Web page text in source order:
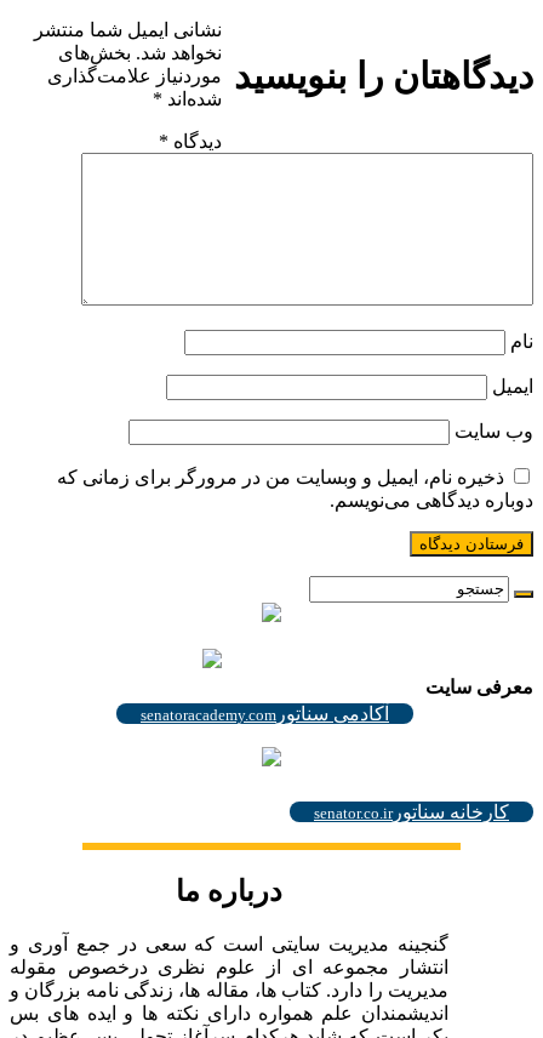
دیدگاهتان را بنویسید
نشانی ایمیل شما منتشر
نخواهد شد. بخش‌های
موردنیاز علامت‌گذاری
شده‌اند *
دیدگاه *
نام
ایمیل
وب‌ سایت
ذخیره نام، ایمیل و وبسایت من در مرورگر برای زمانی که
دوباره دیدگاهی می‌نویسم.
معرفی سایت
آکادمی سناتور senatoracademy.com
کارخانه سناتورsenator.co.ir
درباره ما
گنجینه مدیریت سایتی است که سعی در جمع آوری و
انتشار مجموعه ای از علوم نظری درخصوص مقوله
مدیریت را دارد. کتاب ها، مقاله ها، زندگی نامه بزرگان و
اندیشمندان علم همواره دارای نکته ها و ایده های بس